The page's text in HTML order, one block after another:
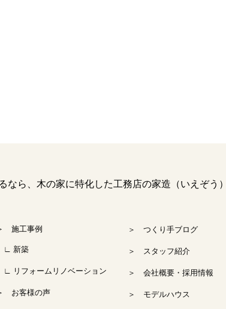
ら、木の家に特化した工務店の家造（いえぞう
施工事例
∟ 新築
∟ リフォームリノベーション
お客様の声
＞ つくり手ブログ
＞ スタッフ紹介
＞ 会社概要・採用情報
＞ モデルハウス